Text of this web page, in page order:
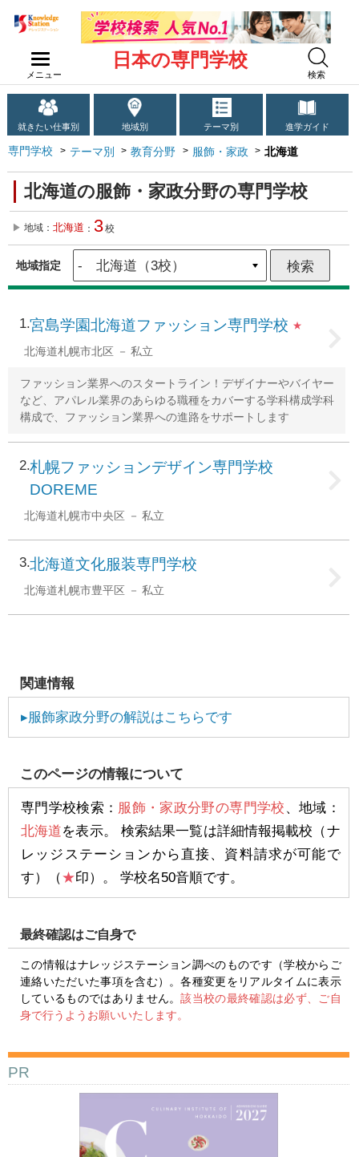
メニュー
日本の専門学校
検索
就きたい仕事別 地域別 テーマ別 進学ガイド
専門学校 テーマ別 教育分野 服飾・家政 北海道
北海道の服飾・家政分野の専門学校
地域： 北海道 ： 3校
地域指定
1 宮島学園北海道ファッション専門学校 ★
北海道札幌市北区 私立
ファッション業界へのスタートライン！デザイナーやバイヤー
など、アパレル業界のあらゆる職種をカバーする学科構成学科
構成で、ファッション業界への進路をサポートします
2 札幌ファッションデザイン専門学校
DOREME
北海道札幌市中央区 私立
3 北海道文化服装専門学校
北海道札幌市豊平区 私立
関連情報
▸服飾家政分野の解説はこちらです
このページの情報について
専門学校検索： 服飾・家政分野の専門学校 、地域：
北海道を表示。 検索結果一覧は詳細情報掲載校（ナ
レッジステーションから直接、資料請求が可能で
す）（★印）。 学校名50音順です。
最終確認はご自身で
この情報はナレッジステーション調べのものです（学校からご
連絡いただいた事項を含む）。各種変更をリアルタイムに表示
しているものではありません。該当校の最終確認は必ず、ご自
身で行うようお願いいたします。
PR